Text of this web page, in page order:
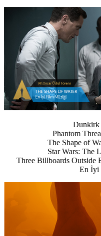
Dunkirk
Phantom
The Shape of
Star Wars: The
Three Billboards Outside
En İyi